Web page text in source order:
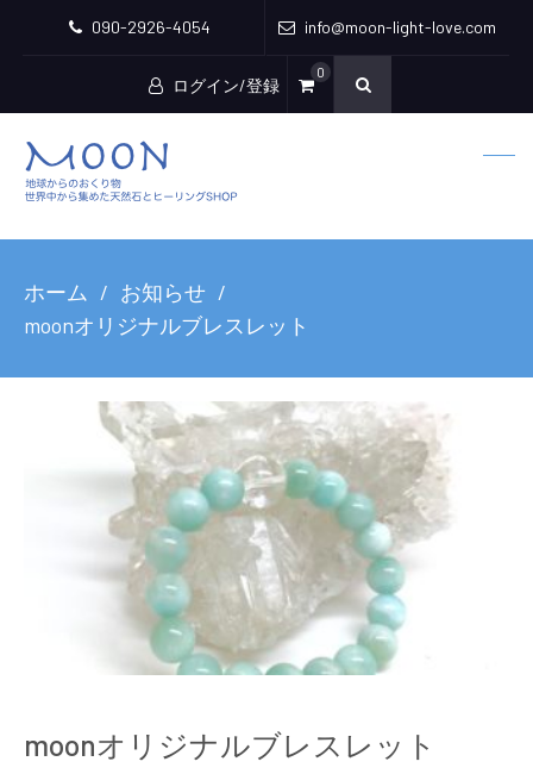
090-2926-4054 info@moon-light-love.com
ログイン/登録
0
ホーム
お知らせ
moonオリジナルブレスレット
moonオリジナルブレスレット